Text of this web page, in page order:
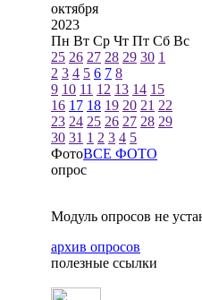
октября
2023
Пн Вт Ср Чт Пт Сб Вс
25 26 27 28 29 30 1
2 3 4 5 6 7 8
9 10 11 12 13 14 15
16 17 18 19 20 21 22
23 24 25 26 27 28 29
30 31 1 2 3 4 5
ФотоВСЕ ФОТО
опрос
Модуль опросов не
архив опросов
полезные ссылки